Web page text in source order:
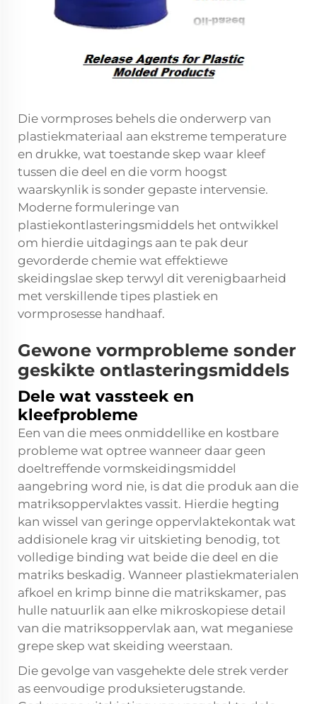
Die vormproses behels die onderwerp van
plastiekmateriaal aan ekstreme temperature
en drukke, wat toestande skep waar kleef
tussen die deel en die vorm hoogst
waarskynlik is sonder gepaste intervensie.
Moderne formuleringe van
plastiekontlasteringsmiddels het ontwikkel
om hierdie uitdagings aan te pak deur
gevorderde chemie wat effektiewe
skeidingslae skep terwyl dit verenigbaarheid
met verskillende tipes plastiek en
vormprosesse handhaaf.
Gewone vormprobleme sonder
geskikte ontlasteringsmiddels
Dele wat vassteek en
kleefprobleme
Een van die mees onmiddellike en kostbare
probleme wat optree wanneer daar geen
doeltreffende vormskeidingsmiddel
aangebring word nie, is dat die produk aan die
matriksoppervlaktes vassit. Hierdie hegting
kan wissel van geringe oppervlaktekontak wat
addisionele krag vir uitskieting benodig, tot
volledige binding wat beide die deel en die
matriks beskadig. Wanneer plastiekmaterialen
afkoel en krimp binne die matrikskamer, pas
hulle natuurlik aan elke mikroskopiese detail
van die matriksoppervlak aan, wat meganiese
grepe skep wat skeiding weerstaan.
Die gevolge van vasgehekte dele strek verder
as eenvoudige produksieterugstande.